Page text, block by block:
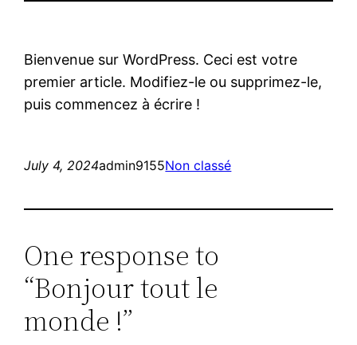
Bienvenue sur WordPress. Ceci est votre
premier article. Modifiez-le ou supprimez-le,
puis commencez à écrire !
July 4, 2024admin9155Non classé
One response to
“Bonjour tout le
monde !”